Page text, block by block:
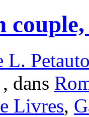
L.
dans
Livres,